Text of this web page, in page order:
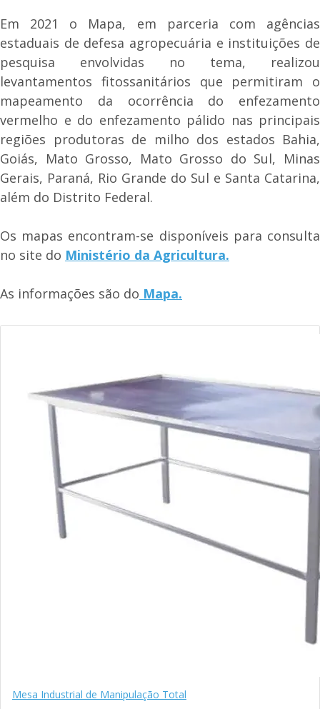
Em 2021 o Mapa, em parceria com agências
estaduais de defesa agropecuária e instituições de
pesquisa envolvidas no tema, realizou
levantamentos fitossanitários que permitiram o
mapeamento da ocorrência do enfezamento
vermelho e do enfezamento pálido nas principais
regiões produtoras de milho dos estados Bahia,
Goiás, Mato Grosso, Mato Grosso do Sul, Minas
Gerais, Paraná, Rio Grande do Sul e Santa Catarina,
além do Distrito Federal.
Os mapas encontram-se disponíveis para consulta
no site do Ministério da Agricultura.
As informações são do Mapa.
Mesa Industrial de Manipulação Total